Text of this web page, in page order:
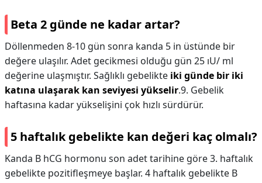
Beta 2 günde ne kadar artar?
Döllenmeden 8-10 gün sonra kanda 5 in üstünde bir
değere ulaşılır. Adet gecikmesi olduğu gün 25 ıU/ ml
değerine ulaşmıştır. Sağlıklı gebelikte iki günde bir iki
katına ulaşarak kan seviyesi yükselir.9. Gebelik
haftasına kadar yükselişini çok hızlı sürdürür.
5 haftalık gebelikte kan değeri kaç olmalı?
Kanda B hCG hormonu son adet tarihine göre 3. haftalık
gebelikte pozitifleşmeye başlar. 4 haftalık gebelikte B